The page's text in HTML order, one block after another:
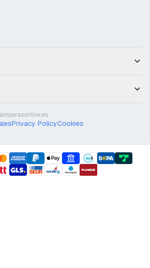
Privacy PolicyCookies